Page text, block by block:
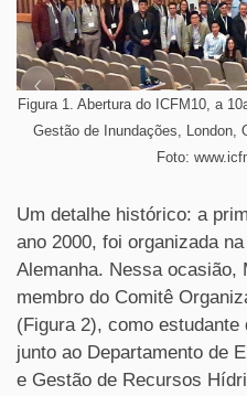
Figura 1. Abertura do ICFM10, a
Gestão de Inundações, London,
Foto:
Um detalhe histórico: a
ano 2000, foi organizada
Alemanha. Nessa ocasião,
membro do Comitê
(Figura 2), como estudante
junto ao Departamento de
e Gestão de Recursos